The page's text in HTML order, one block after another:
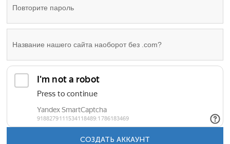
СОЗДАТЬ АККАУНТ